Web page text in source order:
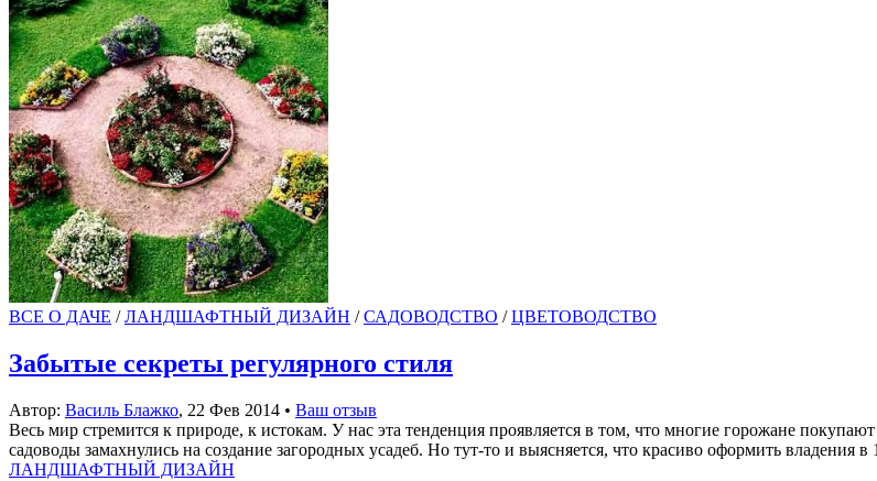
ВСЕ О ДАЧЕ /ЛАНДШАФТНЫЙ ДИЗАЙН /САДОВОДСТВО /ЦВЕТОВОДСТВО
Забытые секреты регулярного стиля
Автор: Василь Блажко, 22 Фев 2014 • Ваш отзыв
Весь мир стремится к природе, к истокам. У нас эта тенденция проявляется в том, что многие горожане
садоводы замахнулись на создание загородных усадеб. Но тут-то и выясняется, что красиво оформить
ЛАНДШАФТНЫЙ ДИЗАЙН